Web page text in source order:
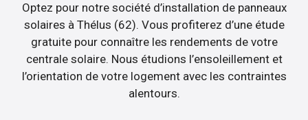
Optez pour notre société d’installation de panneaux
solaires à Thélus (62). Vous profiterez d’une étude
gratuite pour connaître les rendements de votre
centrale solaire. Nous étudions l’ensoleillement et
l’orientation de votre logement avec les contraintes
alentours.